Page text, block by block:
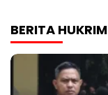
BERITA HUKRIM